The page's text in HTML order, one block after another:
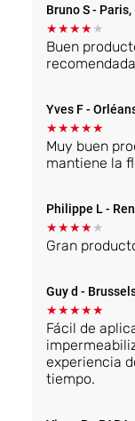
Bruno S- Paris,
★★★★★
Buen
Yves F-
★★★★★
Muy buen
mantiene la
Philippe L-
★★★★★
Gran
Guy d -
★★★★★
Fácil de
experiencia
tiempo.